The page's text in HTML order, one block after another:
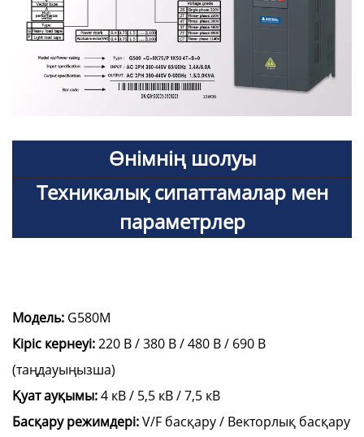
Өнімнің шолуы
Техникалық сипаттамалар мен
параметрлер
Модель: G580M
Кіріс кернеуі:220 В / 380 В / 480 В / 690 В
(таңдауыңызша)
Қуат ауқымы:4 кВ / 5,5 кВ / 7,5 кВ
Басқару режимдері:V/F басқару / Векторлық басқару